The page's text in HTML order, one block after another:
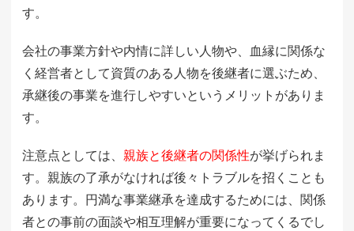
す。
会社の事業方針や内情に詳しい人物や、血縁に関係な
く経営者として資質のある人物を後継者に選ぶため、
承継後の事業を進行しやすいというメリットがありま
す。
注意点としては、 親族と後継者の関係性が挙げられま
す。親族の了承がなければ後々トラブルを招くことも
あります。円満な事業継承を達成するためには、関係
者との事前の面談や相互理解が重要になってくるでし